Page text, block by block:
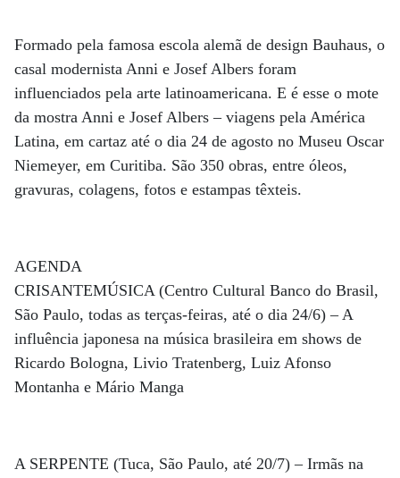
Formado pela famosa escola alemã de design Bauhaus, o
casal modernista Anni e Josef Albers foram
influenciados pela arte latinoamericana. E é esse o mote
da mostra Anni e Josef Albers – viagens pela América
Latina, em cartaz até o dia 24 de agosto no Museu Oscar
Niemeyer, em Curitiba. São 350 obras, entre óleos,
gravuras, colagens, fotos e estampas têxteis.
AGENDA
CRISANTEMÚSICA (Centro Cultural Banco do Brasil,
São Paulo, todas as terças-feiras, até o dia 24/6) – A
influência japonesa na música brasileira em shows de
Ricardo Bologna, Livio Tratenberg, Luiz Afonso
Montanha e Mário Manga
A SERPENTE (Tuca, São Paulo, até 20/7) – Irmãs na